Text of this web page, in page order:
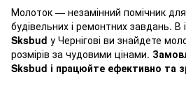
Молоток — незамінний помічник
будівельних і ремонтних завдань. В
Sksbud у Чернігові ви знайдете
розмірів за чудовими цінами.
Sksbud і працюйте ефективно та